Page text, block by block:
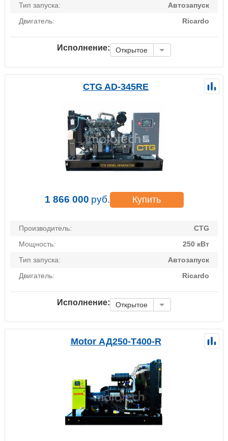
Тип запуска:
Автозапуск
Двигатель:
Ricardo
Исполнение: Открытое
CTG AD-345RE
1 866 000 руб. Купить
Производитель:
CTG
Мощность:
250 кВт
Тип запуска:
Автозапуск
Двигатель:
Ricardo
Исполнение: Открытое
Motor АД250-Т400-R